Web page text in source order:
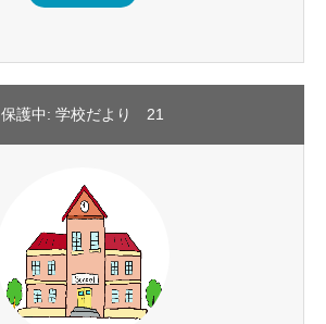
保護中: 学校だより 21